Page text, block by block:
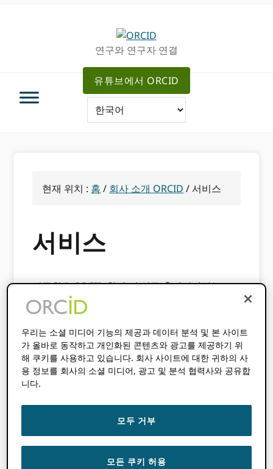
연구와 연구자 연결
유튜브에서 ORCID
현재 위치 : 홈 / 회사 소개 ORCID /서비스
서비스
연구원은 ORCID 학자 및 연구 출판사가하는 모
든 일의 중심입니다. 정확한 저자 및 리뷰어 정보
는 색인 생성, 검색 및 발견, 출판물 추적, 자금 조
달 및 리소스 사용 어트 리뷰 션, 피어 리뷰 지원
에 필수적입니다. ORCID 다음 문제를 해결합니
다.
식별자에 첨부 된 신뢰할 수있는 활동 목록
학술 작품 제출, 보조금 신청 및보고시 정확
성이 향상되고 시간이 절약됩니다.
ORCID 우리의 비전과 사명을 지원하는 다양한
우리는 소셜 미디어 기능의 제공과 데이터 분석 및 본 사이트
가 올바로 동작하고 개인화된 콘텐츠와 광고를 제공하기 위
해 쿠키를 사용하고 있습니다. 회사 사이트에 대한 귀하의 사
용 정보를 회사의 소셜 미디어, 광고 및 분석 협력사와 공유합
니다.
모두 거부
모든 쿠키 허용